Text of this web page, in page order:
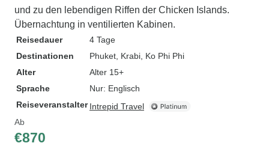
und zu den lebendigen Riffen der Chicken Islands.
Übernachtung in ventilierten Kabinen.
Reisedauer
4 Tage
Destinationen
Phuket , Krabi , Ko Phi Phi
Alter
Alter 15+
Sprache
Nur: Englisch
Reiseveranstalter Intrepid Travel
Ab
€870